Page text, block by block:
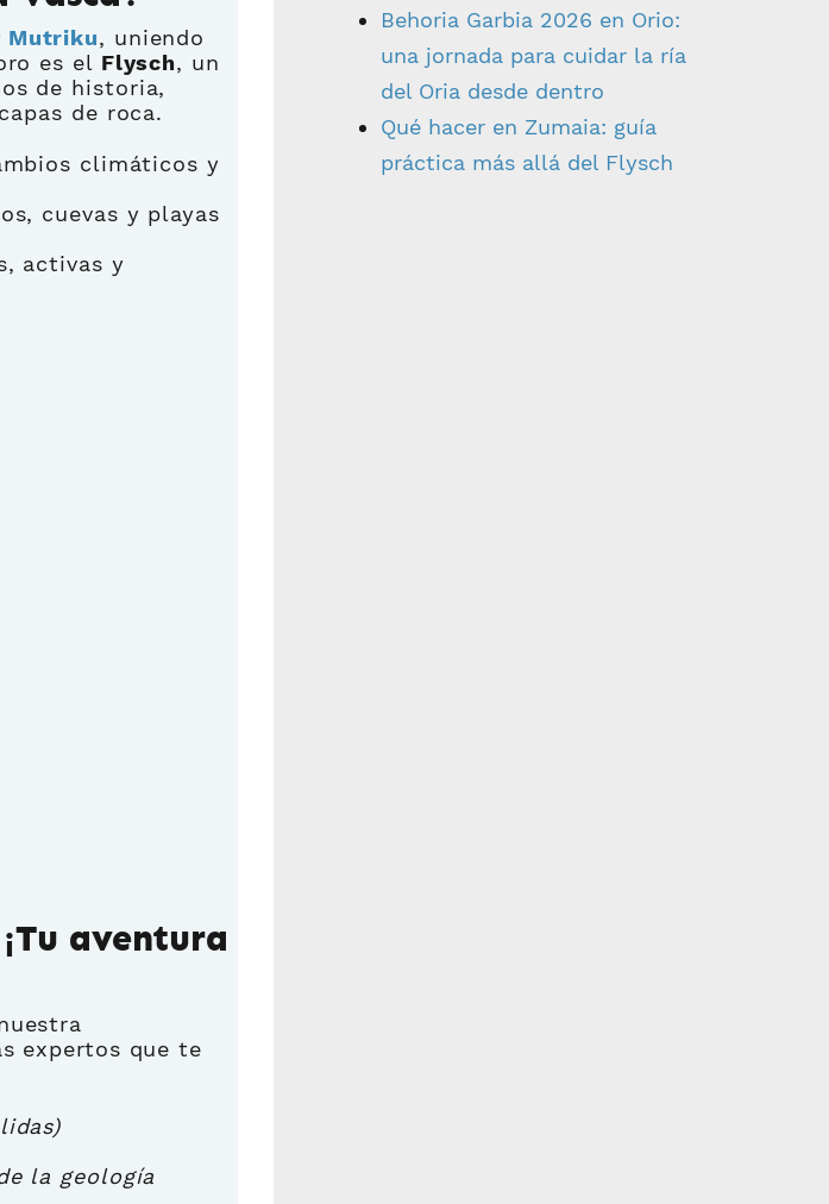
Mutriku, uniendo
es el Flysch, un
de historia,
de roca.
climáticos y
cuevas y playas
activas y
aventura
expertos que te
la geología
Behoria Garbia 2026 en Orio:
una jornada para cuidar la ría
del Oria desde dentro
Qué hacer en Zumaia: guía
práctica más allá del Flysch